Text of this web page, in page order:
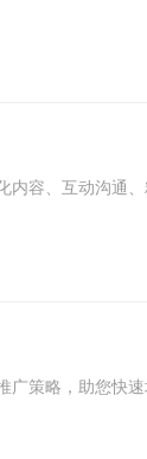
内容、互动沟通
广策略，助您快